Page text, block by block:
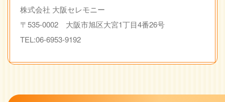
株式会社 大阪セレモニー
〒535-0002 大阪市旭区大宮1丁目4番26号
TEL:06-6953-9192